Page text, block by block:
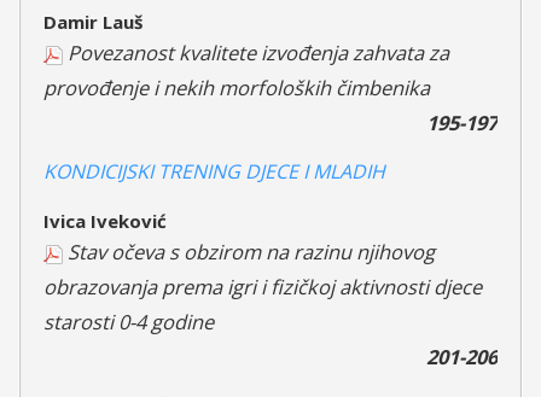
Damir Lauš
Povezanost kvalitete izvođenja zahvata za
provođenje i nekih morfoloških čimbenika
195-197
KONDICIJSKI TRENING DJECE I MLADIH
Ivica Iveković
Stav očeva s obzirom na razinu njihovog
obrazovanja prema igri i fizičkoj aktivnosti djece
starosti 0-4 godine
201-206